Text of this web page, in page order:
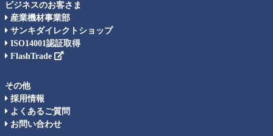
ビジネスのお客さま
産業機材事業部
サンキダイレクトショップ
ISO14001認証取得
FlashTrade
その他
採用情報
よくあるご質問
お問い合わせ